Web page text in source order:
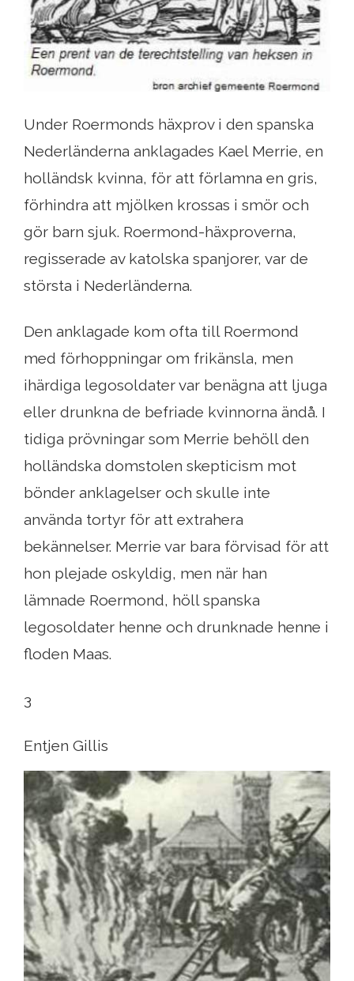
Under Roermonds häxprov i den spanska
Nederländerna anklagades Kael Merrie, en
holländsk kvinna, för att förlamna en gris,
förhindra att mjölken krossas i smör och
gör barn sjuk. Roermond-häxproverna,
regisserade av katolska spanjorer, var de
största i Nederländerna.
Den anklagade kom ofta till Roermond
med förhoppningar om frikänsla, men
ihärdiga legosoldater var benägna att ljuga
eller drunkna de befriade kvinnorna ändå. I
tidiga prövningar som Merrie behöll den
holländska domstolen skepticism mot
bönder anklagelser och skulle inte
använda tortyr för att extrahera
bekännelser. Merrie var bara förvisad för att
hon plejade oskyldig, men när han
lämnade Roermond, höll spanska
legosoldater henne och drunknade henne i
floden Maas.
3
Entjen Gillis